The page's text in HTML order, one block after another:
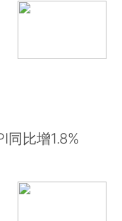
同比增1.8%